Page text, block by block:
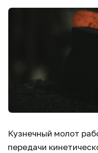
Кузнечный молот
передачи